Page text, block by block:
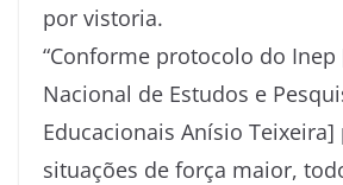
por vistoria.
“Conforme protocolo do
Nacional de Estudos e
Educacionais Anísio Teixeira]
situações de força maior,